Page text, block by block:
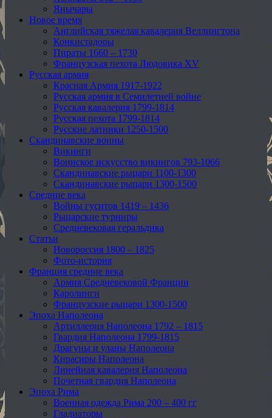
Янычары
Новое время
Английская тяжелая кавалерия Веллингтона
Конкистадоры
Пираты 1660 – 1730
Французская пехота Людовика XV
Русская армия
Красная Армия 1917-1922
Русская армия в Семилетней войне
Русская кавалерия 1799-1814
Русская пехота 1799-1814
Русские латники 1250-1500
Скандинавские воины
Викинги
Воинское искусство викингов 793-1066
Скандинавские рыцари 1100-1300
Скандинавские рыцари 1300-1500
Средние века
Войны гуситов 1419 – 1436
Рыцарские турниры
Средневековая геральдика
Статьи
Новороссия 1800 – 1825
Фото-история
Франция средние века
Армия Средневековой Франции
Каролинги
Французские рыцари 1300-1500
Эпоха Наполеона
Артиллерия Наполеона 1792 – 1815
Гвардия Наполеона 1799-1815
Драгуны и уланы Наполеона
Кирасиры Наполеона
Линейная кавалерия Наполеона
Почетная гвардия Наполеона
Эпоха Рима
Военная одежда Рима 200 – 400 гг
Гладиаторы